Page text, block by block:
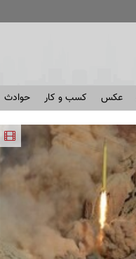
عکس کسب و کار حوادث